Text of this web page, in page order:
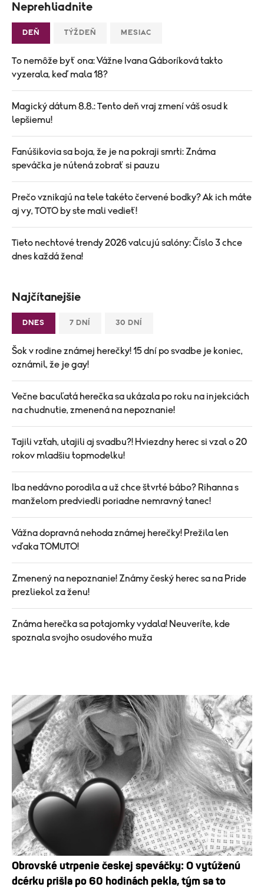
Neprehliadnite
DEŇ TÝŽDEŇ MESIAC
To nemôže byť ona: Vážne Ivana Gáboríková takto
vyzerala, keď mala 18?
Magický dátum 8.8.: Tento deň vraj zmení váš osud k
lepšiemu!
Fanúšikovia sa boja, že je na pokraji smrti: Známa
speváčka je nútená zobrať si pauzu
Prečo vznikajú na tele takéto červené bodky? Ak ich máte
aj vy, TOTO by ste mali vedieť!
Tieto nechtové trendy 2026 valcujú salóny: Číslo 3 chce
dnes každá žena!
Najčítanejšie
DNES 7 DNÍ 30 DNÍ
Šok v rodine známej herečky! 15 dní po svadbe je koniec,
oznámil, že je gay!
Večne bacuľatá herečka sa ukázala po roku na injekciách
na chudnutie, zmenená na nepoznanie!
Tajili vzťah, utajili aj svadbu?! Hviezdny herec si vzal o 20
rokov mladšiu topmodelku!
Iba nedávno porodila a už chce štvrté bábo? Rihanna s
manželom predviedli poriadne nemravný tanec!
Vážna dopravná nehoda známej herečky! Prežila len
vďaka TOMUTO!
Zmenený na nepoznanie! Známy český herec sa na Pride
prezliekol za ženu!
Známa herečka sa potajomky vydala! Neuveríte, kde
spoznala svojho osudového muža
Obrovské utrpenie českej speváčky: O vytúženú
dcérku prišla po 60 hodinách pekla, tým sa to